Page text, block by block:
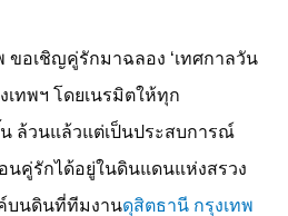
ขอเชิญคู่รักมาฉลอง ‘เทศกาลวัน
เทพฯ โดยเนรมิตให้ทุก
ล้วนแล้วแต่เป็นประสบการณ์
นคู่รักได้อยู่ในดินแดนแห่งสรวง
บนดินที่ทีมงานดุสิตธานี กรุงเทพ